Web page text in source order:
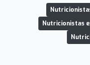
Nutricionistas